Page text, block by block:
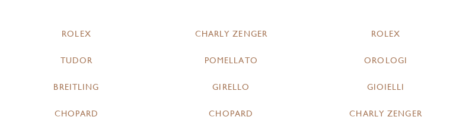
ROLEX
TUDOR
BREITLING
CHOPARD
CHARLY ZENGER
POMELLATO
GIRELLO
CHOPARD
ROLEX
OROLOGI
GIOIELLI
CHARLY ZENGER